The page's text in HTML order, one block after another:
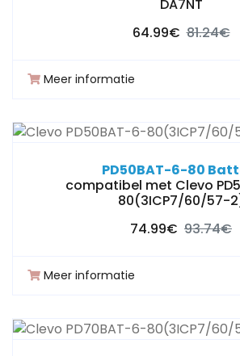
DA7NT
64.99€ 81.24€
Meer informatie
PD50BAT-6-80
compatibel met Clevo
80(3ICP7/60/57-
74.99€ 93.74€
Meer informatie